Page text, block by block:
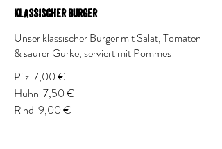
Klassischer Burger
Unser klassischer Burger mit Salat, Tomaten
& saurer Gurke, serviert mit Pommes
Pilz 7,00 €
Huhn 7,50 €
Rind 9,00 €